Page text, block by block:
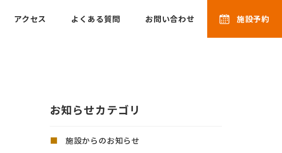
アクセス よくある質問 お問い合わせ 施設予約
お知らせカテゴリ
施設からのお知らせ